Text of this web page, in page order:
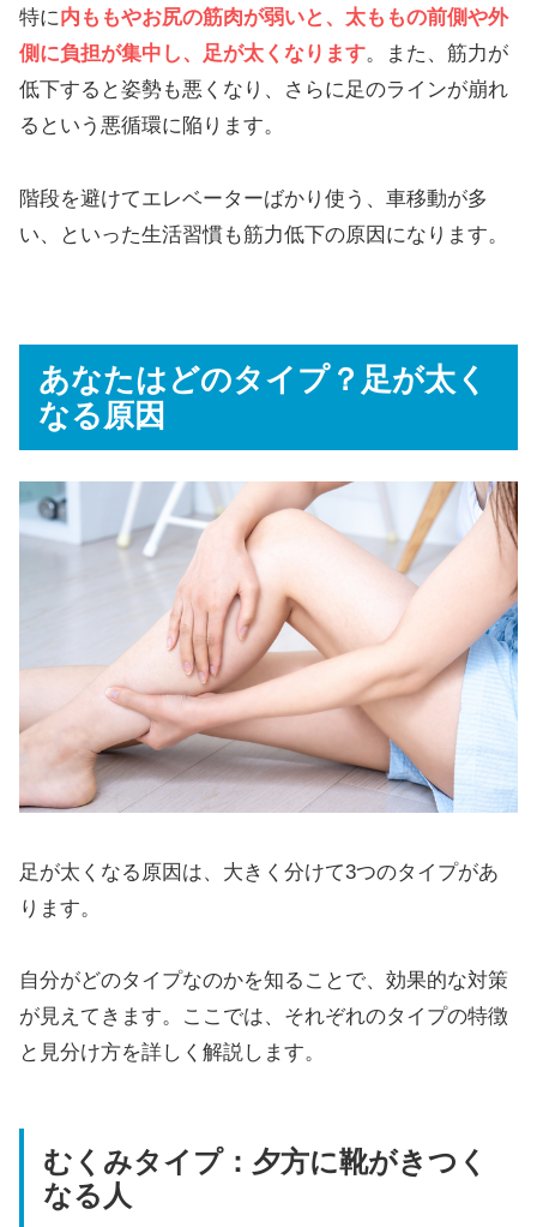
特に内ももやお尻の筋肉が弱いと、太ももの前側や外
側に負担が集中し、足が太くなります。また、筋力が
低下すると姿勢も悪くなり、さらに足のラインが崩れ
るという悪循環に陥ります。
階段を避けてエレベーターばかり使う、車移動が多
い、といった生活習慣も筋力低下の原因になります。
あなたはどのタイプ？足が太く
なる原因
足が太くなる原因は、大きく分けて3つのタイプがあ
ります。
自分がどのタイプなのかを知ることで、効果的な対策
が見えてきます。ここでは、それぞれのタイプの特徴
と見分け方を詳しく解説します。
むくみタイプ：夕方に靴がきつく
なる人